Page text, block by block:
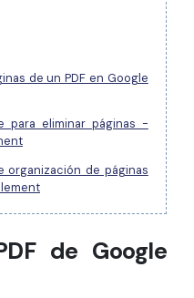
académico.
de un PDF en Google
para eliminar páginas -
organización de páginas
de Google